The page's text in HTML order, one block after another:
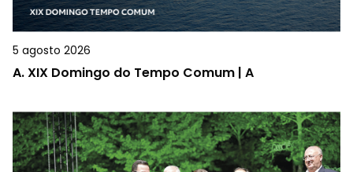
5 agosto 2026
A.XIX Domingo do Tempo Comum | A